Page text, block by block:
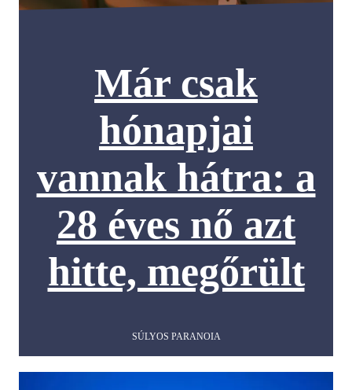
Már csak
hónapjai
vannak hátra: a
28 éves nő azt
hitte, megőrült
SÚLYOS PARANOIA